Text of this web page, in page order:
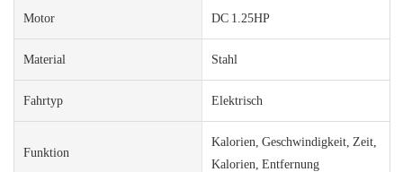
Motor DC 1.25HP
Material Stahl
Fahrtyp Elektrisch
Funktion
Kalorien, Geschwindigkeit, Zeit,
Kalorien, Entfernung